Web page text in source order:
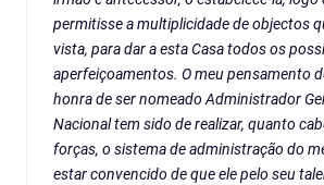
permitisse a multiplicidade de objectos
vista, para dar a esta Casa todos os
aperfeiçoamentos. O meu pensamento
honra de ser nomeado Administrador
Nacional tem sido de realizar, quanto
forças, o sistema de administração do
estar convencido de que ele pelo seu